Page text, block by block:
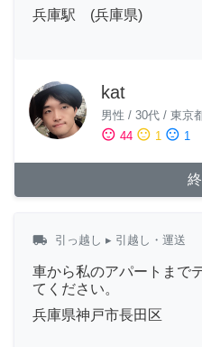
兵庫駅 (兵庫県)
kat
男性 / 30代 / 東京
sentiment_satisfied 44 sentiment_neutral 1 sentiment_dissatisfied 1
local_shipping 引っ越し ▸ 引越し・運送
車から私のアパートまで
てください。
兵庫県神戸市長田区